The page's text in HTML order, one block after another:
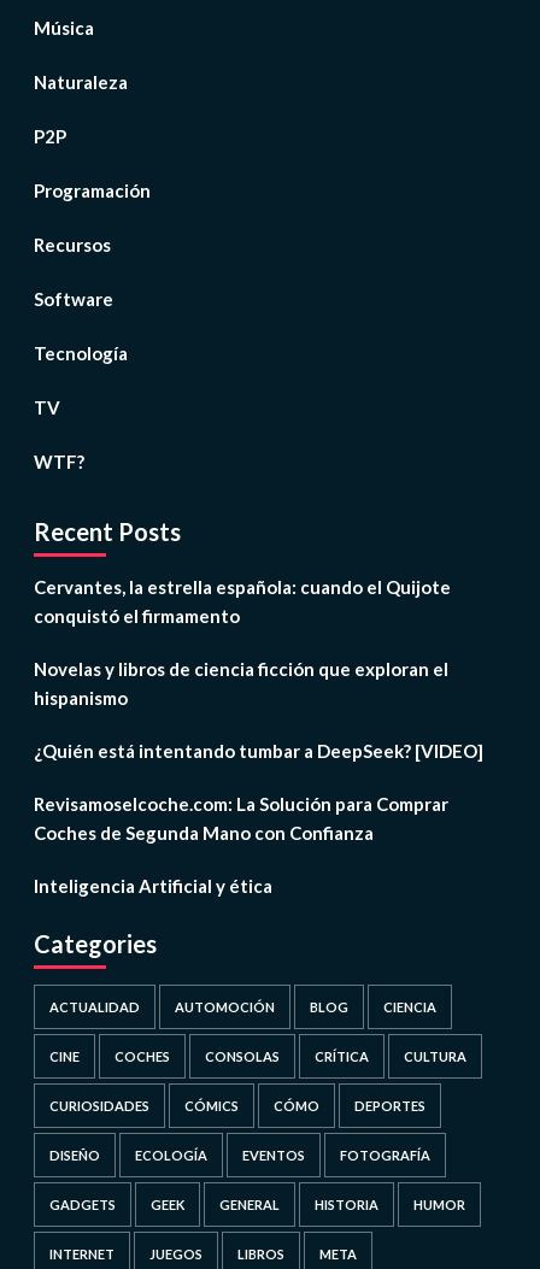
Música
Naturaleza
P2P
Programación
Recursos
Software
Tecnología
TV
WTF?
Recent Posts
Cervantes, la estrella española: cuando el Quijote
conquistó el firmamento
Novelas y libros de ciencia ficción que exploran el
hispanismo
¿Quién está intentando tumbar a DeepSeek? [VIDEO]
Revisamoselcoche.com: La Solución para Comprar
Coches de Segunda Mano con Confianza
Inteligencia Artificial y ética
Categories
ACTUALIDAD AUTOMOCIÓN BLOG CIENCIA
CINE COCHES CONSOLAS CRÍTICA CULTURA
CURIOSIDADES CÓMICS CÓMO DEPORTES
DISEÑO ECOLOGÍA EVENTOS FOTOGRAFÍA
GADGETS GEEK GENERAL HISTORIA HUMOR
INTERNET JUEGOS LIBROS META